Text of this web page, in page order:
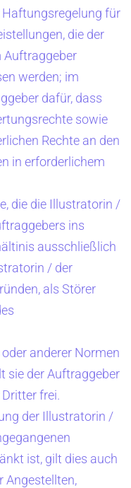
für
die der
werden; im
dafür, dass
sowie
Rechte an den
in erforderlichem
die die Illustratorin /
ins
ausschließlich
/ der
als Störer
anderer Normen
sie der Auftraggeber
frei.
der Illustratorin /
ist, gilt dies auch
Angestellten,